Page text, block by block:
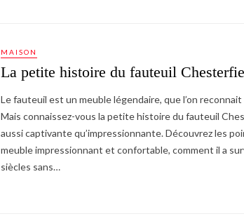
MAISON
La petite histoire du fauteuil
Le fauteuil est un meuble légendaire, que l’on reconnait
Mais connaissez-vous la petite histoire du fauteuil
aussi captivante qu’impressionnante. Découvrez les
meuble impressionnant et confortable, comment il a
siècles sans…